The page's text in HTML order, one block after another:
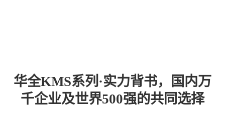
华全KMS系列·实力背书，国内万
千企业及世界500强的共同选择